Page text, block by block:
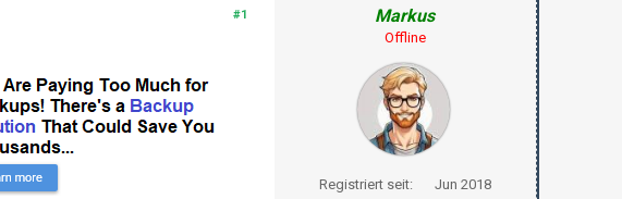
#1 Markus
Offline
Registriert seit: Jun 2018